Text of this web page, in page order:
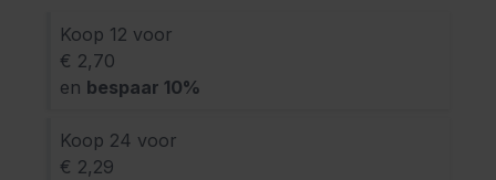
Koop 12 voor
€ 2,70
en bespaar 10%
Koop 24 voor
€ 2,29